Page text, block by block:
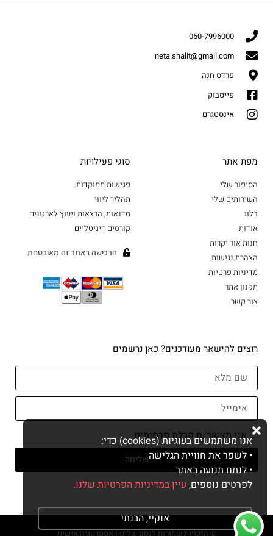
050-7996000
neta.shalit@gmail.com
פרדס חנה
פייסבוק
אינסטגרם
מפת אתר
הסיפור שלי
השירותים שלי
בלוג
אודות
חנות אור יקרות
הצהרת נגישות
מדיניות פרטיות
תקנון אתר
צור קשר
סוגי פעילויות
פגישות ממוקדות
תהליך ליווי
סדנאות, הרצאות ויעוץ לארגונים
קורסים דיגיטליים
הרכישה באתר זה מאובטחת
רוצים להישאר מעודכנים? כאן נרשמים
אני מאשר/ת קבלת פרסומים
שליחה
אנו משתמשים בעוגיות (cookies) כדי:
• לשפר את חוויית הגלישה
• לנתח תנועה באתר
לפרטים נוספים, עיין במדיניות הפרטיות שלנו.
אוקיי, הבנתי
© הזכויות שמורות לנטע שליט I אסטרטגיה אישית